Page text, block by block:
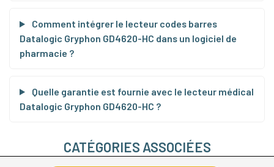
Comment intégrer le lecteur codes barres
Datalogic Gryphon GD4620-HC dans un logiciel de
pharmacie ?
Quelle garantie est fournie avec le lecteur médical
Datalogic Gryphon GD4620-HC ?
CATÉGORIES ASSOCIÉES